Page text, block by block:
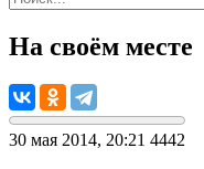
На своём месте
30 мая 2014, 20:21 4442